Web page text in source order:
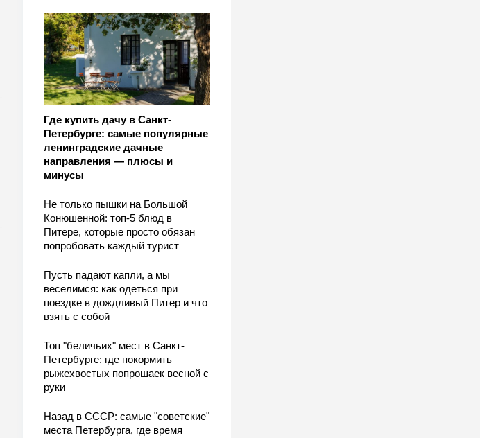
Где купить дачу в Санкт-
Петербурге: самые популярные
ленинградские дачные
направления — плюсы и
минусы
Не только пышки на Большой
Конюшенной: топ-5 блюд в
Питере, которые просто обязан
попробовать каждый турист
Пусть падают капли, а мы
веселимся: как одеться при
поездке в дождливый Питер и что
взять с собой
Топ "беличьих" мест в Санкт-
Петербурге: где покормить
рыжехвостых попрошаек весной с
руки
Назад в СССР: самые "советские"
места Петербурга, где время